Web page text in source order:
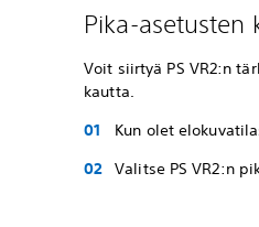
Pika-asetusten
Voit siirtyä PS VR2:n
kautta.
Kun olet
Valitse PS VR2:n